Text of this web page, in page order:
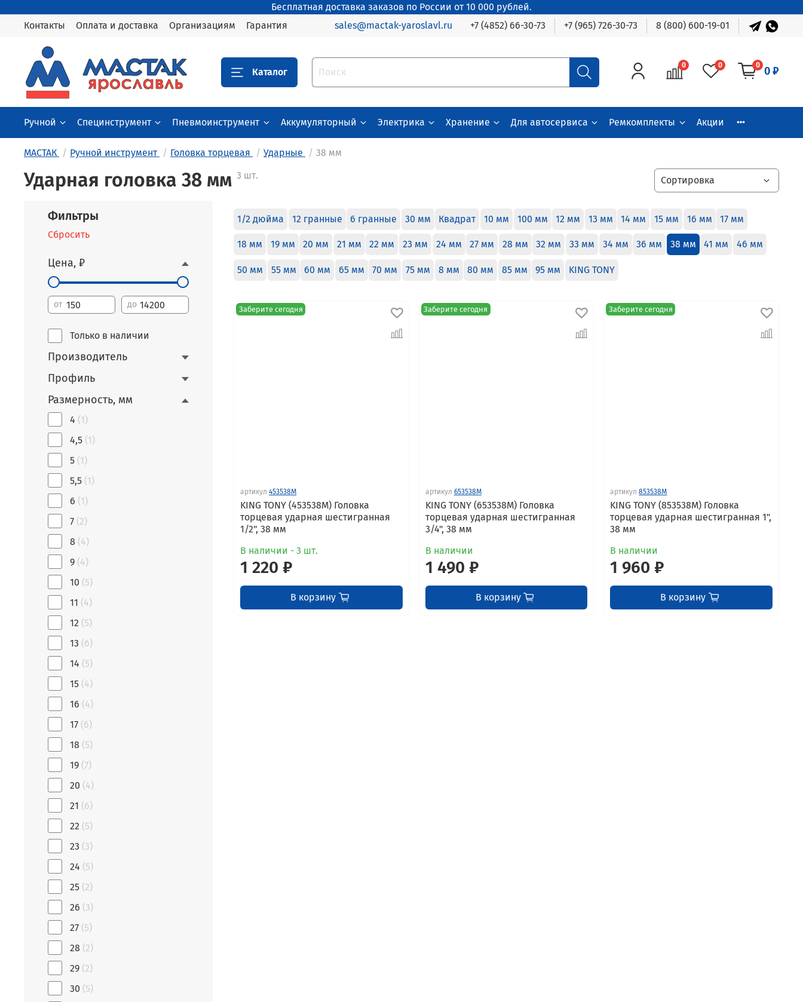
Бесплатная доставка заказов по России от 10 000 рублей.
Контакты
Оплата и доставка Организациям Гарантия sales@mactak-yaroslavl.ru +7 (4852) 66-30-73 +7 (965) 726-30-73 8 (800) 600-19-01
Каталог
0 0 0 0 ₽
Ручной Специнструмент Пневмоинструмент Аккумуляторный Электрика Хранение Для автосервиса Ремкомплекты Акции
МАСТАК Ручной инструмент Головка торцевая Ударные 38 мм
Ударная головка 38 мм 3 шт.
1/2 дюйма 12 гранные 6 гранные 30 мм Квадрат 10 мм 100 мм 12 мм 13 мм 14 мм 15 мм 16 мм 17 мм
18 мм 19 мм 20 мм 21 мм 22 мм 23 мм 24 мм 27 мм 28 мм 32 мм 33 мм 34 мм 36 мм 38 мм 41 мм 46 мм
50 мм 55 мм 60 мм 65 мм 70 мм 75 мм 8 мм 80 мм 85 мм 95 мм KING TONY
Заберите сегодня
артикул 453538M
KING TONY (453538M) Головка
торцевая ударная шестигранная
1/2", 38 мм
В наличии - 3 шт.
1 220 ₽
В корзину
Заберите сегодня
артикул 653538M
KING TONY (653538M) Головка
торцевая ударная шестигранная
3/4", 38 мм
В наличии
1 490 ₽
В корзину
Заберите сегодня
артикул 853538M
KING TONY (853538M) Головка
торцевая ударная шестигранная 1",
38 мм
В наличии
1 960 ₽
В корзину
Фильтры
Сбросить
Цена, ₽
от до
Только в наличии
Производитель
Профиль
Размерность, мм
4 (1)
4,5 (1)
5 (1)
5,5 (1)
6 (1)
7 (2)
8 (4)
9 (4)
10 (5)
11 (4)
12 (5)
13 (6)
14 (5)
15 (4)
16 (4)
17 (6)
18 (5)
19 (7)
20 (4)
21 (6)
22 (5)
23 (3)
24 (5)
25 (2)
26 (3)
27 (5)
28 (2)
29 (2)
30 (5)